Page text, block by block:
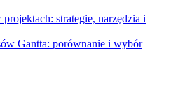
strategie, narzędzia i
Gantta: porównanie i wybór